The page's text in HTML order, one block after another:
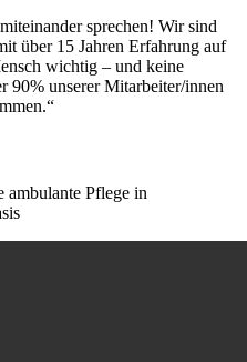
sprechen! Wir sind
über 15 Jahren Erfahrung auf
wichtig – und keine
90% unserer Mitarbeiter/innen
ambulante Pflege in